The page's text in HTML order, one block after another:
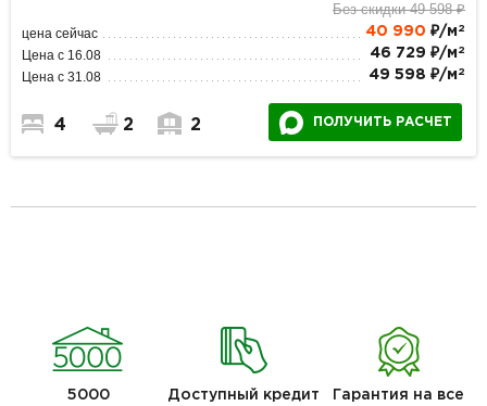
Без скидки 49 598 ₽
цена сейчас 40 990 ₽/м 2
Цена с 16.08 46 729 ₽/м 2
Цена с 31.08 49 598 ₽/м 2
4 2 2 ПОЛУЧИТЬ РАСЧЕТ
5000
Доступный кредит
Гарантия на все